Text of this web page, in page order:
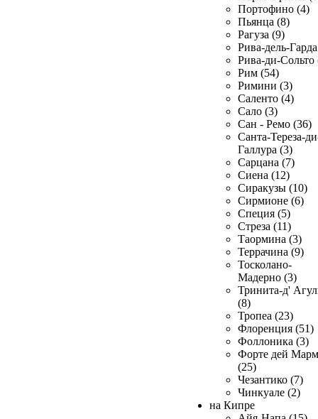
Портофино (4)
Пьянца (8)
Рагуза (9)
Рива-дель-
Рива-ди-Сольто
Рим (54)
Римини (3)
Саленто (4)
Сало (3)
Сан - Ремо (36)
Санта-Тереза-
Галлура (3)
Сарцана (7)
Сиена (12)
Сиракузы (10)
Сирмионе (6)
Специя (5)
Стреза (11)
Таормина (3)
Террачина (9)
Тосколано-
Мадерно (3)
Тринита-д'
(8)
Тропеа (23)
Флоренция (51)
Фоллоника (3)
Форте дей
(25)
Чезантико (7)
Чинкуале (2)
на Кипре